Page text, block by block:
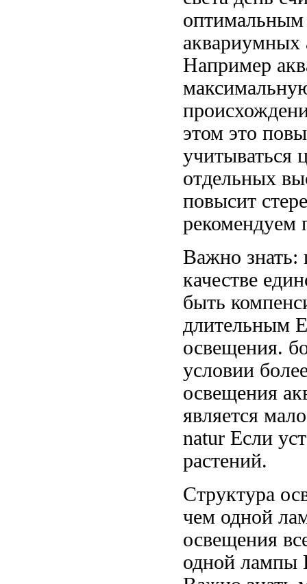
аквариумных
Например
этом это
учитываться
отдельных
повысит
рекомендуем
Важно знать:
качестве
быть
длительным
освещения.
условии
освещения
является
natur Если
растений.
Структура
чем одной
освещения
одной лампы